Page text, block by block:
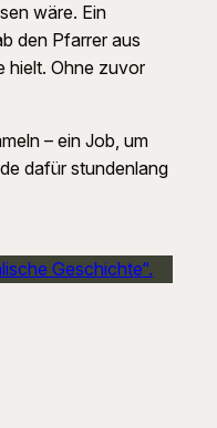
wäre. Ein
den Pfarrer aus
hielt. Ohne zuvor
– ein Job, um
dafür stundenlang
Geschichte“.